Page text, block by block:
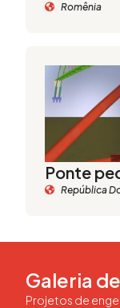
Romênia
Ponte
República
Galeria
Projetos de